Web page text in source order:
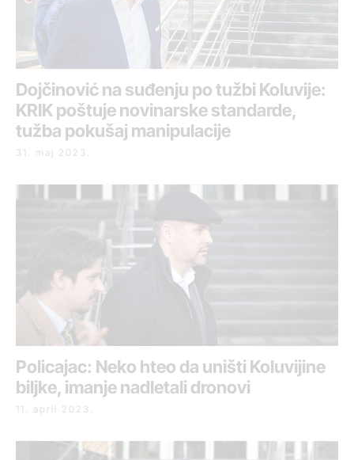
Dojčinović na suđenju po tužbi Koluvije:
KRIK poštuje novinarske standarde,
tužba pokušaj manipulacije
31. maj 2023.
Policajac: Neko hteo da uništi Koluvijine
biljke, imanje nadletali dronovi
11. april 2023.